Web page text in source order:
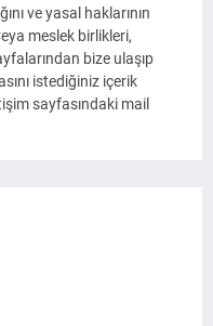
ve yasal haklarının
meslek birlikleri,
bize ulaşıp
istediğiniz içerik
sayfasındaki mail